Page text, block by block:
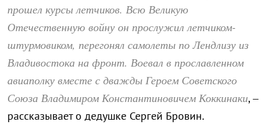
прошел курсы летчиков. Всю Великую
Отечественную войну он прослужил летчиком-
штурмовиком, перегонял самолеты по Лендлизу из
Владивостока на фронт. Воевал в прославленном
авиаполку вместе с дважды Героем Советского
Союза Владимиром Константиновичем Коккинаки, –
рассказывает о дедушке Сергей Бровин.